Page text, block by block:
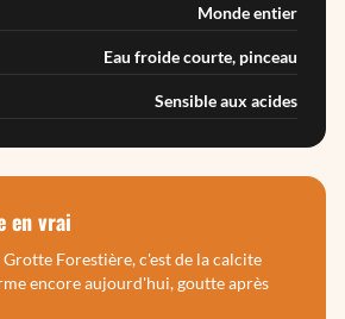
Monde entier
Eau froide courte, pinceau
Sensible aux acides
en vrai
Grotte Forestière, c'est de la calcite
encore aujourd'hui, goutte après